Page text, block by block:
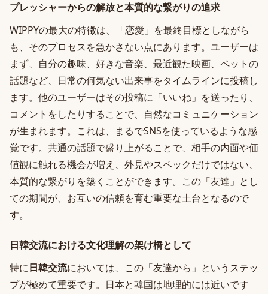
プレッシャーからの解放と本質的な繋がりの追求
WIPPYの最大の特徴は、「恋愛」を最終目標としながら
も、そのプロセスを急かさない点にあります。ユーザーは
まず、自分の趣味、好きな音楽、最近観た映画、ペットの
話題など、日常の何気ない出来事をタイムラインに投稿し
ます。他のユーザーはその投稿に「いいね」を送ったり、
コメントをしたりすることで、自然なコミュニケーション
が生まれます。これは、まるでSNSを使っているような感
覚です。共通の話題で盛り上がることで、相手の内面や価
値観に触れる機会が増え、外見やスペックだけではない、
本質的な繋がりを築くことができます。この「友達」とし
ての期間が、お互いの信頼を育む重要な土台となるので
す。
日韓交流における文化理解の架け橋として
特に日韓交流においては、この「友達から」というステッ
プが極めて重要です。日本と韓国は地理的には近いです